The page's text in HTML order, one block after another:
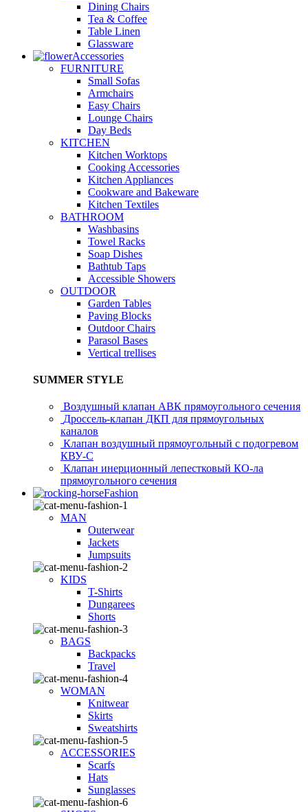
Dining Chairs
Tea & Coffee
Table Linen
Glassware
Accessories
FURNITURE
Small Sofas
Armchairs
Easy Chairs
Lounge Chairs
Day Beds
KITCHEN
Kitchen Worktops
Cooking Accessories
Kitchen Appliances
Cookware and Bakeware
Kitchen Textiles
BATHROOM
Washbasins
Towel Racks
Soap Dishes
Bathtub Taps
Accessible Showers
OUTDOOR
Garden Tables
Paving Blocks
Outdoor Chairs
Parasol Bases
Vertical trellises
SUMMER STYLE
Воздушный клапан АВК прямоугольного сечения
Дроссель-клапан ДКП для прямоугольных
каналов
Клапан воздушный прямоугольный с подогревом
КВУ-С
Клапан инерционный лепестковый КО-ла
прямоугольного сечения
Fashion
MAN
Outerwear
Jackets
Jumpsuits
KIDS
T-Shirts
Dungarees
Shorts
BAGS
Backpacks
Travel
WOMAN
Knitwear
Skirts
Sweatshirts
ACCESSORIES
Scarfs
Hats
Sunglasses